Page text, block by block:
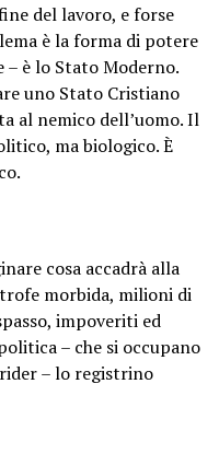
del lavoro, e forse
è la forma di potere
– è lo Stato Moderno.
uno Stato Cristiano
al nemico dell’uomo. Il
ma biologico. È
cosa accadrà alla
morbida, milioni di
impoveriti ed
– che si occupano
– lo registrino